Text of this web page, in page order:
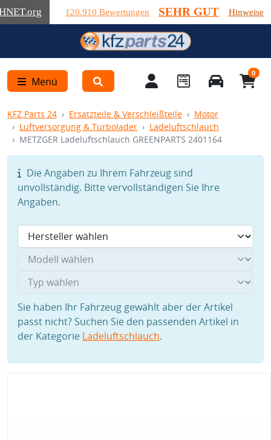
.org 120.910 Bewertungen SEHR GUT Hinweise
Menü
0
KFZ Parts 24 Ersatzteile & Verschleißteile
Motor
Luftversorgung & Turbolader
Ladeluftschlauch
METZGER Ladeluftschlauch GREENPARTS 2401164
Die Angaben zu Ihrem Fahrzeug sind
unvollständig. Bitte vervollständigen Sie Ihre
Angaben.
Sie haben Ihr Fahrzeug gewählt aber der Artikel
passt nicht? Suchen Sie den passenden Artikel in
der Kategorie Ladeluftschlauch.